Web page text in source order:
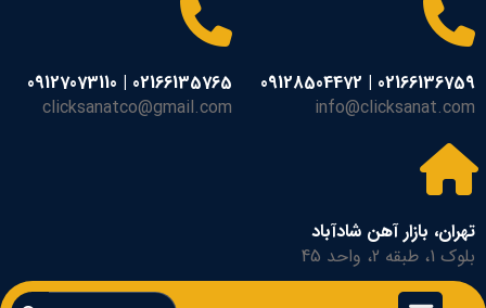
02166136759 | 09128504472
info@clicksanat.com
02166135765 | 09127073110
clicksanatco@gmail.com
تهران، بازار آهن شادآباد
بلوک 1، طبقه 2، واحد 45